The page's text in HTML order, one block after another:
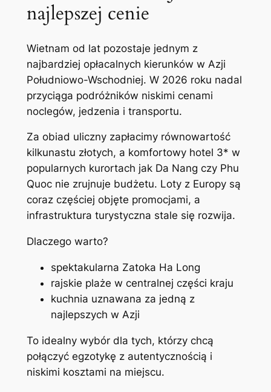
najlepszej cenie
Wietnam od lat pozostaje jednym z
najbardziej opłacalnych kierunków w Azji
Południowo-Wschodniej. W 2026 roku nadal
przyciąga podróżników niskimi cenami
noclegów, jedzenia i transportu.
Za obiad uliczny zapłacimy równowartość
kilkunastu złotych, a komfortowy hotel 3* w
popularnych kurortach jak Da Nang czy Phu
Quoc nie zrujnuje budżetu. Loty z Europy są
coraz częściej objęte promocjami, a
infrastruktura turystyczna stale się rozwija.
Dlaczego warto?
spektakularna Zatoka Ha Long
rajskie plaże w centralnej części kraju
kuchnia uznawana za jedną z
najlepszych w Azji
To idealny wybór dla tych, którzy chcą
połączyć egzotykę z autentycznością i
niskimi kosztami na miejscu.